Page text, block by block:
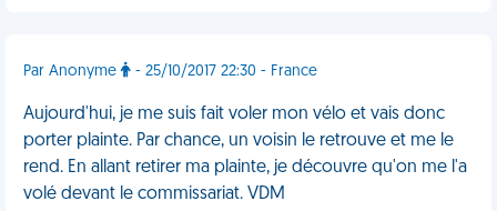
Par Anonyme - 25/10/2017 22:30 - France
Aujourd'hui, je me suis fait voler mon vélo et vais donc
porter plainte. Par chance, un voisin le retrouve et me le
rend. En allant retirer ma plainte, je découvre qu'on me l'a
volé devant le commissariat. VDM